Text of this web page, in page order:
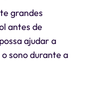
grandes
antes de
ajudar a
sono durante a